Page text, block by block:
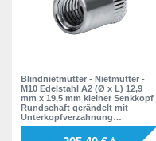
Blindnietmutter - Nietmutter -
M10 Edelstahl A2 (Ø x L) 12,9
mm x 19,5 mm kleiner Senkkopf
Rundschaft gerändelt mit
Unterkopfverzahnung
Schaftende offen Einziehmutter
Einnietmuttern - GO-NUT